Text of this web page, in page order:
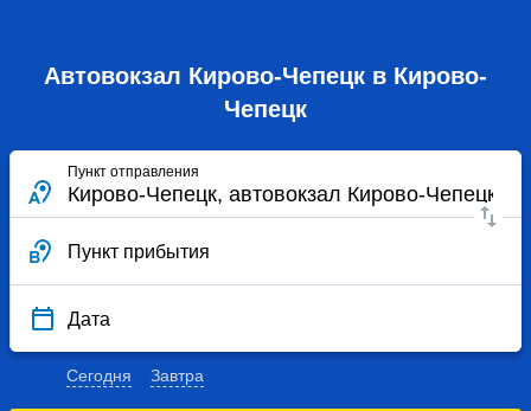
Автовокзал Кирово-Чепецк в Кирово-
Чепецк
Пункт отправления
Пункт прибытия
Дата
Сегодня Завтра